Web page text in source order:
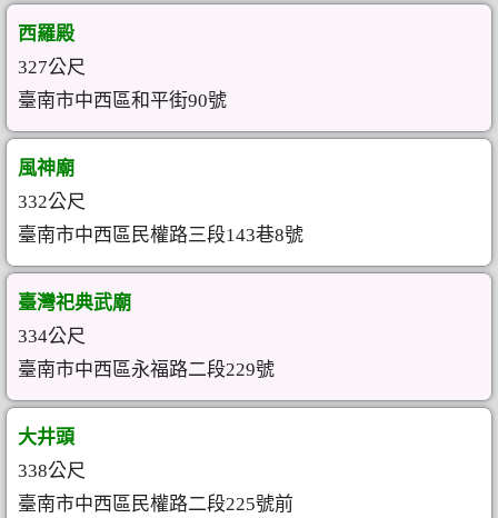
西羅殿
327公尺
臺南市中西區和平街90號
風神廟
332公尺
臺南市中西區民權路三段143巷8號
臺灣祀典武廟
334公尺
臺南市中西區永福路二段229號
大井頭
338公尺
臺南市中西區民權路二段225號前